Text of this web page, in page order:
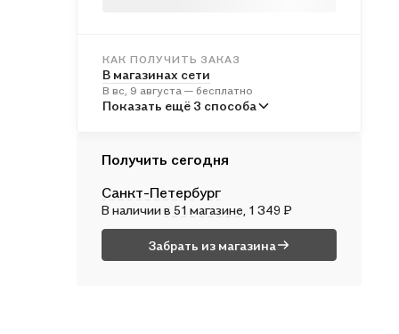
КАК ПОЛУЧИТЬ ЗАКАЗ
В магазинах сети
В вс, 9 августа — бесплатно
В пунктах выдачи
В пн, 10 августа — от 317 ₽
Почтой России
Во вт, 11 августа — от 539 ₽
Показать ещё 3 способа
Получить сегодня
Санкт-Петербург
В наличиив 51 магазине , 1 349 ₽
Забрать из магазина